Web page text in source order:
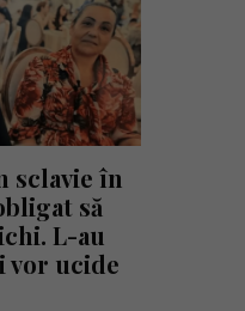
sclavie în
să
L-au
vor ucide